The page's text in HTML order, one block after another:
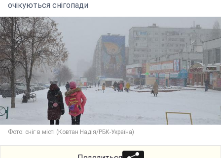
очікуються снігопади
Фото: сніг в місті (Ковтан Надія/РБК-Україна)